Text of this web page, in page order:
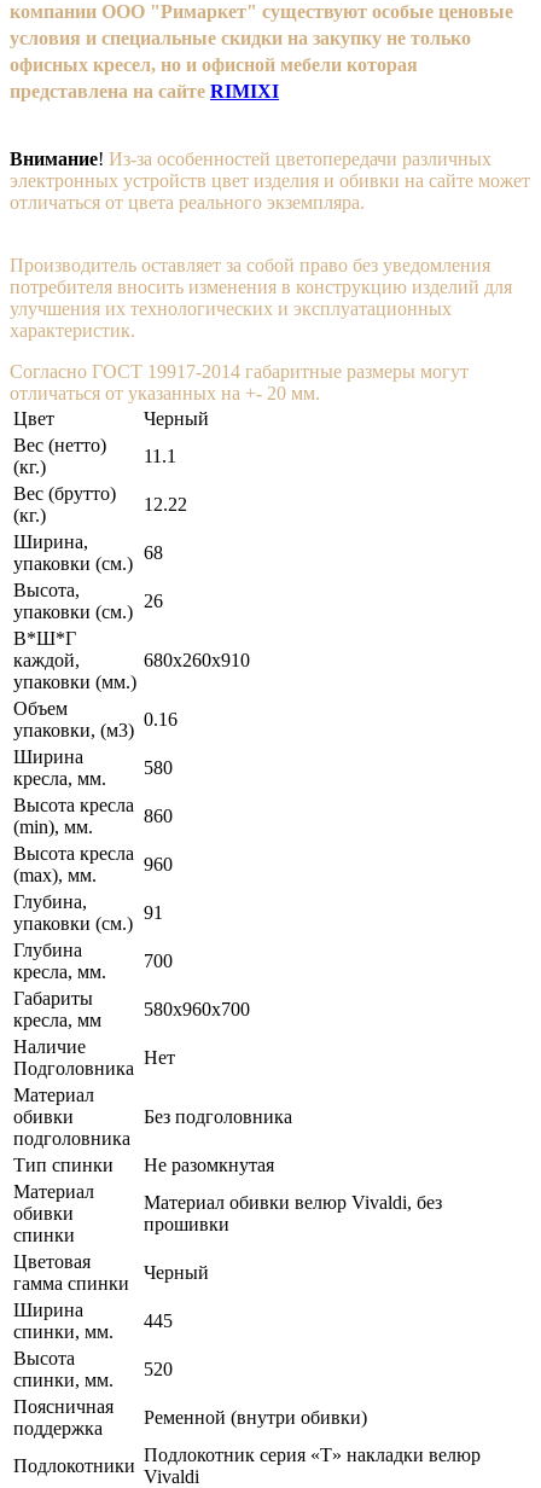
компании ООО "Римаркет" существуют особые ценовые
условия и специальные скидки на закупку не только
офисных кресел, но и офисной мебели которая
представлена на сайте RIMIXI
Внимание! Из-за особенностей цветопередачи различных
электронных устройств цвет изделия и обивки на сайте может
отличаться от цвета реального экземпляра.
Производитель оставляет за собой право без уведомления
потребителя вносить изменения в конструкцию изделий для
улучшения их технологических и эксплуатационных
характеристик.
Согласно ГОСТ 19917-2014 габаритные размеры могут
отличаться от указанных на +- 20 мм.
Цвет
Черный
Вес (нетто)
(кг.)
11.1
Вес (брутто)
(кг.)
12.22
Ширина,
упаковки (cм.)
68
Высота,
упаковки (cм.)
26
В*Ш*Г
каждой,
упаковки (мм.)
680x260x910
Объем
упаковки, (м3)
0.16
Ширина
кресла, мм.
580
Высота кресла
(min), мм.
860
Высота кресла
(max), мм.
960
Глубина,
упаковки (см.)
91
Глубина
кресла, мм.
700
Габариты
кресла, мм
580x960x700
Наличие
Подголовника
Нет
Материал
обивки
подголовника
Без подголовника
Тип спинки
Не разомкнутая
Материал
обивки
спинки
Материал обивки велюр Vivaldi, без
прошивки
Цветовая
гамма спинки
Черный
Ширина
спинки, мм.
445
Высота
спинки, мм.
520
Поясничная
поддержка
Ременной (внутри обивки)
Подлокотники
Подлокотник серия «Т» накладки велюр
Vivaldi